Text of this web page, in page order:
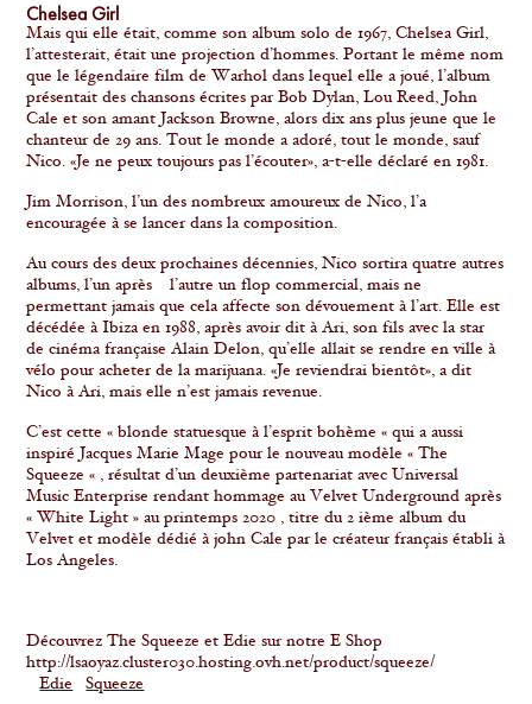
Chelsea Girl
Mais qui elle était, comme son album solo de 1967, Chelsea Girl,
l’attesterait, était une projection d’hommes. Portant le même nom
que le légendaire film de Warhol dans lequel elle a joué, l’album
présentait des chansons écrites par Bob Dylan, Lou Reed, John
Cale et son amant Jackson Browne, alors dix ans plus jeune que le
chanteur de 29 ans. Tout le monde a adoré, tout le monde, sauf
Nico. «Je ne peux toujours pas l’écouter», a-t-elle déclaré en 1981.
Jim Morrison, l’un des nombreux amoureux de Nico, l’a
encouragée à se lancer dans la composition.
Au cours des deux prochaines décennies, Nico sortira quatre autres
albums, l’un après l’autre un flop commercial, mais ne
permettant jamais que cela affecte son dévouement à l’art. Elle est
décédée à Ibiza en 1988, après avoir dit à Ari, son fils avec la star
de cinéma française Alain Delon, qu’elle allait se rendre en ville à
vélo pour acheter de la marijuana. «Je reviendrai bientôt», a dit
Nico à Ari, mais elle n’est jamais revenue.
C’est cette « blonde statuesque à l’esprit bohème « qui a aussi
inspiré Jacques Marie Mage pour le nouveau modèle « The
Squeeze « , résultat d’un deuxième partenariat avec Universal
Music Enterprise rendant hommage au Velvet Underground après
« White Light » au printemps 2020 , titre du 2 ième album du
Velvet et modèle dédié à john Cale par le créateur français établi à
Los Angeles.
Découvrez The Squeeze et Edie sur notre E Shop
http://lsaoyaz.cluster030.hosting.ovh.net/product/squeeze/
Edie
Squeeze